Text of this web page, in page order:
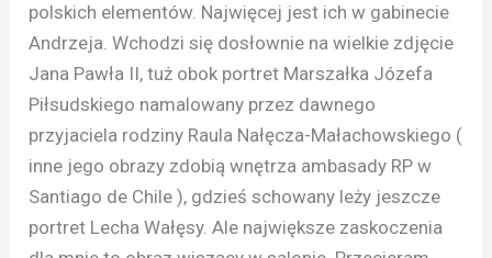
polskich elementów. Najwięcej jest ich w gabinecie
Andrzeja. Wchodzi się dosłownie na wielkie zdjęcie
Jana Pawła II, tuż obok portret Marszałka Józefa
Piłsudskiego namalowany przez dawnego
przyjaciela rodziny Raula Nałęcza-Małachowskiego (
inne jego obrazy zdobią wnętrza ambasady RP w
Santiago de Chile ), gdzieś schowany leży jeszcze
portret Lecha Wałęsy. Ale największe zaskoczenia